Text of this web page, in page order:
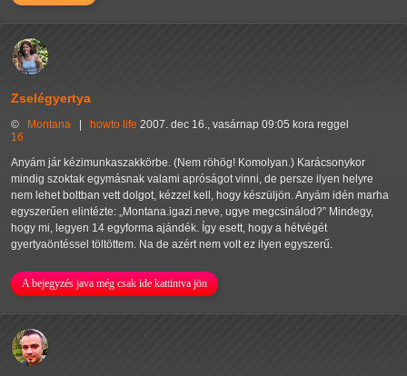
Zselégyertya
© Montana howto life 2007. dec 16., vasárnap 09:05 kora reggel
16
Anyám jár kézimunkaszakkörbe. (Nem röhög! Komolyan.) Karácsonykor
mindig szoktak egymásnak valami apróságot vinni, de persze ilyen helyre
nem lehet boltban vett dolgot, kézzel kell, hogy készüljön. Anyám idén marha
egyszerűen elintézte:
Montana.igazi.neve, ugye megcsinálod?
Mindegy,
hogy mi, legyen 14 egyforma ajándék. Így esett, hogy a hétvégét
gyertyaöntéssel töltöttem. Na de azért nem volt ez ilyen egyszerű.
A bejegyzés java még csak ide kattintva jön